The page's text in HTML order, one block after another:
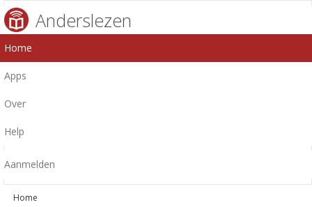
Anderslezen
Home
Apps
Over
Help
Aanmelden
Home